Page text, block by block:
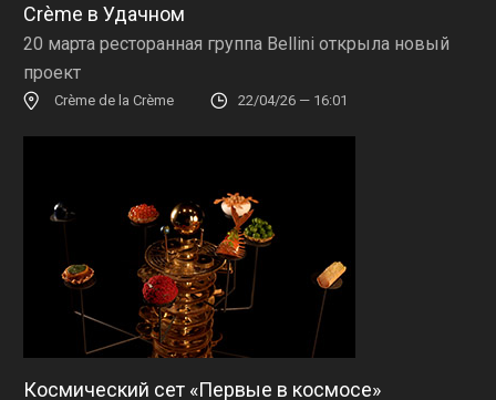
Crème в Удачном
20 марта ресторанная группа Bellini открыла новый
проект
Crème de la Crème 22/04/26 — 16:01
Космический сет «Первые в космосе»